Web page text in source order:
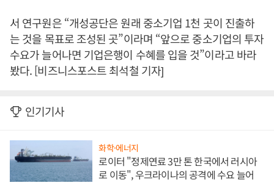
서 연구원은 “개성공단은 원래 중소기업 1천 곳이 진출하
는 것을 목표로 조성된 곳”이라며 “앞으로 중소기업의 투자
수요가 늘어나면 기업은행이 수혜를 입을 것”이라고 바라
봤다. [비즈니스포스트 최석철 기자]
인기기사
화학·에너지
로이터 "정제연료 3만 톤 한국에서 러시아
로 이동", 우크라이나의 공격에 수요 늘어